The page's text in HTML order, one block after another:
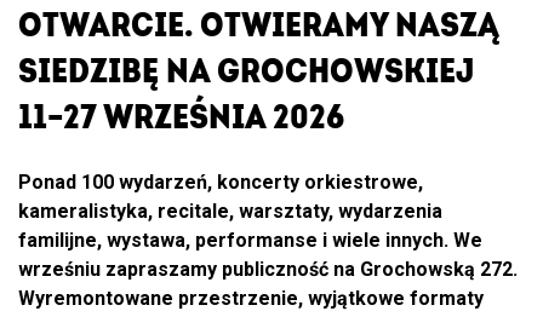
OTWARCIE. OTWIERAMY NASZĄ
SIEDZIBĘ NA GROCHOWSKIEJ
11–27 WRZEŚNIA 2026
Ponad 100 wydarzeń, koncerty orkiestrowe,
kameralistyka, recitale, warsztaty, wydarzenia
familijne, wystawa, performanse i wiele innych. We
wrześniu zapraszamy publiczność na Grochowską 272.
Wyremontowane przestrzenie, wyjątkowe formaty